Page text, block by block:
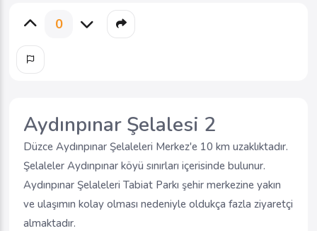
0
Aydınpınar Şelalesi 2
Düzce Aydınpınar Şelaleleri Merkez'e 10 km uzaklıktadır.
Şelaleler Aydınpınar köyü sınırları içerisinde bulunur.
Aydınpınar Şelaleleri Tabiat Parkı şehir merkezine yakın
ve ulaşımın kolay olması nedeniyle oldukça fazla ziyaretçi
almaktadır.